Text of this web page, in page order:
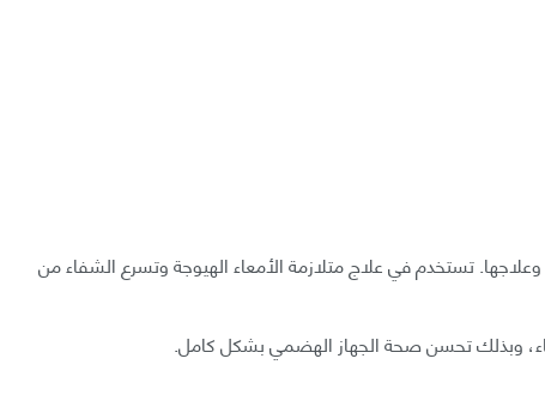
وعلاجها. تستخدم في علاج متلازمة الأمعاء الهيوجة وتسرع الشفاء من
وبذلك تحسن صحة الجهاز الهضمي بشكل كامل.